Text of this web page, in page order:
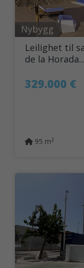
Nybygg
Leilighet til
de la Horada...
329.000 €
95 m2